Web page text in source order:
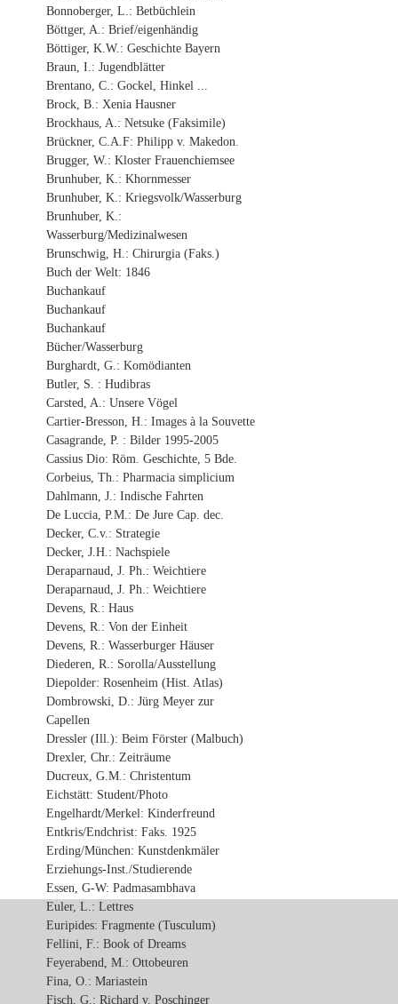
Bonnoberger, L.: Betbüchlein
Böttger, A.: Brief/eigenhändig
Böttiger, K.W.: Geschichte Bayern
Braun, I.: Jugendblätter
Brentano, C.: Gockel, Hinkel ...
Brock, B.: Xenia Hausner
Brockhaus, A.: Netsuke (Faksimile)
Brückner, C.A.F: Philipp v. Makedon.
Brugger, W.: Kloster Frauenchiemsee
Brunhuber, K.: Khornmesser
Brunhuber, K.: Kriegsvolk/Wasserburg
Brunhuber, K.:
Wasserburg/Medizinalwesen
Brunschwig, H.: Chirurgia (Faks.)
Buch der Welt: 1846
Buchankauf
Buchankauf
Buchankauf
Bücher/Wasserburg
Burghardt, G.: Komödianten
Butler, S. : Hudibras
Carsted, A.: Unsere Vögel
Cartier-Bresson, H.: Images à la Souvette
Casagrande, P. : Bilder 1995-2005
Cassius Dio: Röm. Geschichte, 5 Bde.
Corbeius, Th.: Pharmacia simplicium
Dahlmann, J.: Indische Fahrten
De Luccia, P.M.: De Jure Cap. dec.
Decker, C.v.: Strategie
Decker, J.H.: Nachspiele
Deraparnaud, J. Ph.: Weichtiere
Deraparnaud, J. Ph.: Weichtiere
Devens, R.: Haus
Devens, R.: Von der Einheit
Devens, R.: Wasserburger Häuser
Diederen, R.: Sorolla/Ausstellung
Diepolder: Rosenheim (Hist. Atlas)
Dombrowski, D.: Jürg Meyer zur
Capellen
Dressler (Ill.): Beim Förster (Malbuch)
Drexler, Chr.: Zeiträume
Ducreux, G.M.: Christentum
Eichstätt: Student/Photo
Engelhardt/Merkel: Kinderfreund
Entkris/Endchrist: Faks. 1925
Erding/München: Kunstdenkmäler
Erziehungs-Inst./Studierende
Essen, G-W: Padmasambhava
Euler, L.: Lettres
Euripides: Fragmente (Tusculum)
Fellini, F.: Book of Dreams
Feyerabend, M.: Ottobeuren
Fina, O.: Mariastein
Fisch, G.: Richard v. Poschinger